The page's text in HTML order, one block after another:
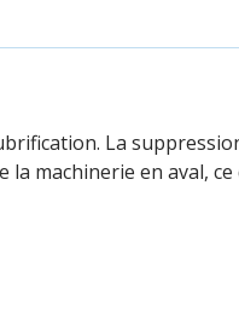
La
machinerie en aval,